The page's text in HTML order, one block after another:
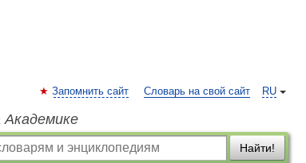
RU
Запомнить сайт Словарь на свой сайт
Академике
Найти!